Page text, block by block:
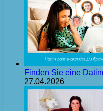
Finden Sie eine
27.04.2026